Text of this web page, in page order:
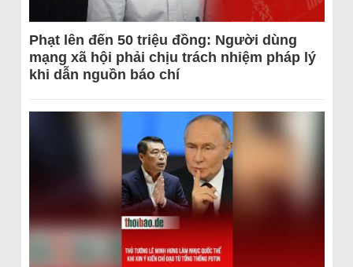
Phạt lên đến 50 triệu đồng: Người dùng
mạng xã hội phải chịu trách nhiệm pháp lý
khi dẫn nguồn báo chí